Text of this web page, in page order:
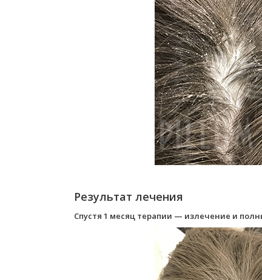
Результат лечения
Спустя 1 месяц терапии — излечение и